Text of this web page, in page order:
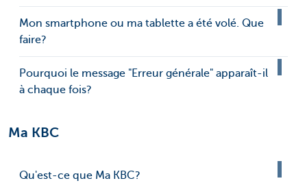
Mon smartphone ou ma tablette a été volé. Que
faire?
Pourquoi le message "Erreur générale" apparaît-il
à chaque fois?
Ma KBC
Qu'est-ce que Ma KBC?